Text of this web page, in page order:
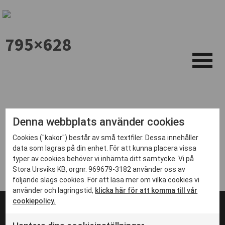
795×628
Denna webbplats använder cookies
Cookies ("kakor") består av små textfiler. Dessa innehåller
data som lagras på din enhet. För att kunna placera vissa
typer av cookies behöver vi inhämta ditt samtycke. Vi på
Stora Ursviks KB, orgnr. 969679-3182 använder oss av
följande slags cookies. För att läsa mer om vilka cookies vi
använder och lagringstid, klicka här för att komma till vår
cookiepolicy.